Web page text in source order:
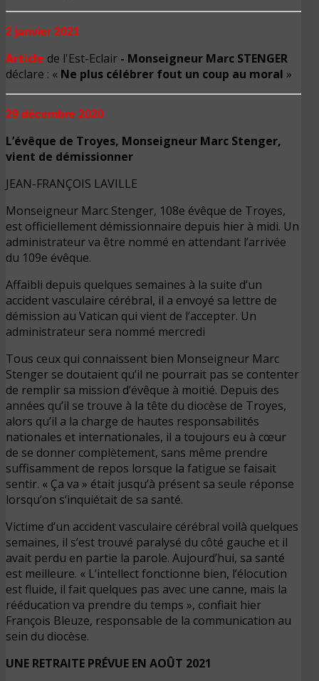
2 janvier 2021
Article de l'Est-Eclair - Monseigneur Marc STENGER
déclare : « Ne plus célébrer fout un coup au moral »
29 décembre 2020
L’évêque de Troyes, Monseigneur Marc Stenger,
vient de démissionner
JEAN-FRANÇOIS LAVILLE
Monseigneur Marc Stenger, 108e évêque de Troyes,
est officiellement démissionnaire depuis hier à midi. Un
administrateur va être nommé en attendant l’arrivée
du 109e évêque.
Affaibli depuis quelques semaines à la suite d’un
accident vasculaire cérébral, il a envoyé sa lettre de
démission au Vatican qui vient de l’accepter. Un
administrateur sera nommé mercredi
Tous ceux qui connaissent bien Monseigneur Marc
Stenger se doutaient qu’il ne pourrait pas se contenter
de remplir sa mission d’évêque à moitié. Depuis des
années qu’il se trouve à la tête du diocèse de Troyes,
alors qu’il a la charge de hautes responsabilités
nationales et internationales, il a toujours eu à cœur
de se donner complètement, sans même prendre
suffisamment de repos lorsque la fatigue se faisait
sentir. « Ça va » était jusqu’à présent sa seule réponse
lorsqu’on s’inquiétait de sa santé.
Victime d’un accident vasculaire cérébral voilà quelques
semaines, il s’est trouvé paralysé du côté gauche et il
avait perdu en partie la parole. Aujourd’hui, sa santé
est meilleure. « L’intellect fonctionne bien, l’élocution
est fluide, il fait quelques pas avec une canne, mais la
rééducation va prendre du temps », confiait hier
François Bleuze, responsable de la communication au
sein du diocèse.
UNE RETRAITE PRÉVUE EN AOÛT 2021